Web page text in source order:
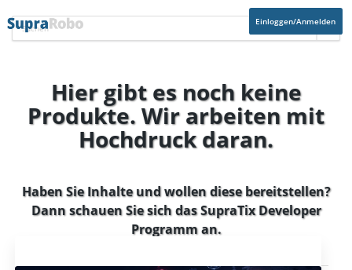
Einloggen/Anmelden
Hier gibt es noch keine
Produkte. Wir arbeiten mit
Hochdruck daran.
Haben Sie Inhalte und wollen diese bereitstellen?
Dann schauen Sie sich dasSupraTix Developer
Programman.